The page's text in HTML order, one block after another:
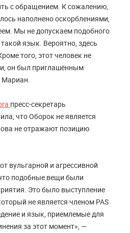
с обращением. К сожалению,
наполнено оскорблениями,
Мы не допускаем подобного
язык. Вероятно, здесь
того, этот человек не
он был приглашённым
Мариан.
пресс-секретарь
что Оборок не является
не отражают позицию
вульгарной и агрессивной
подобные вещи были
Это было выступление
не является членом PAS
и язык, приемлемые для
за этот момент», —